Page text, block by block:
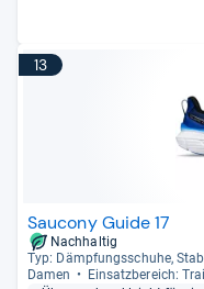
13
Saucony Guide 17
Nachhaltig
Typ: Dämp­fungs­schuhe,
Damen
Ein­satz­be­reich: